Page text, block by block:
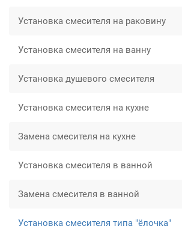
Установка смесителя на раковину
Установка смесителя на ванну
Установка душевого смесителя
Установка смесителя на кухне
Замена смесителя на кухне
Установка смесителя в ванной
Замена смесителя в ванной
Установка смесителя типа "ёлочка"